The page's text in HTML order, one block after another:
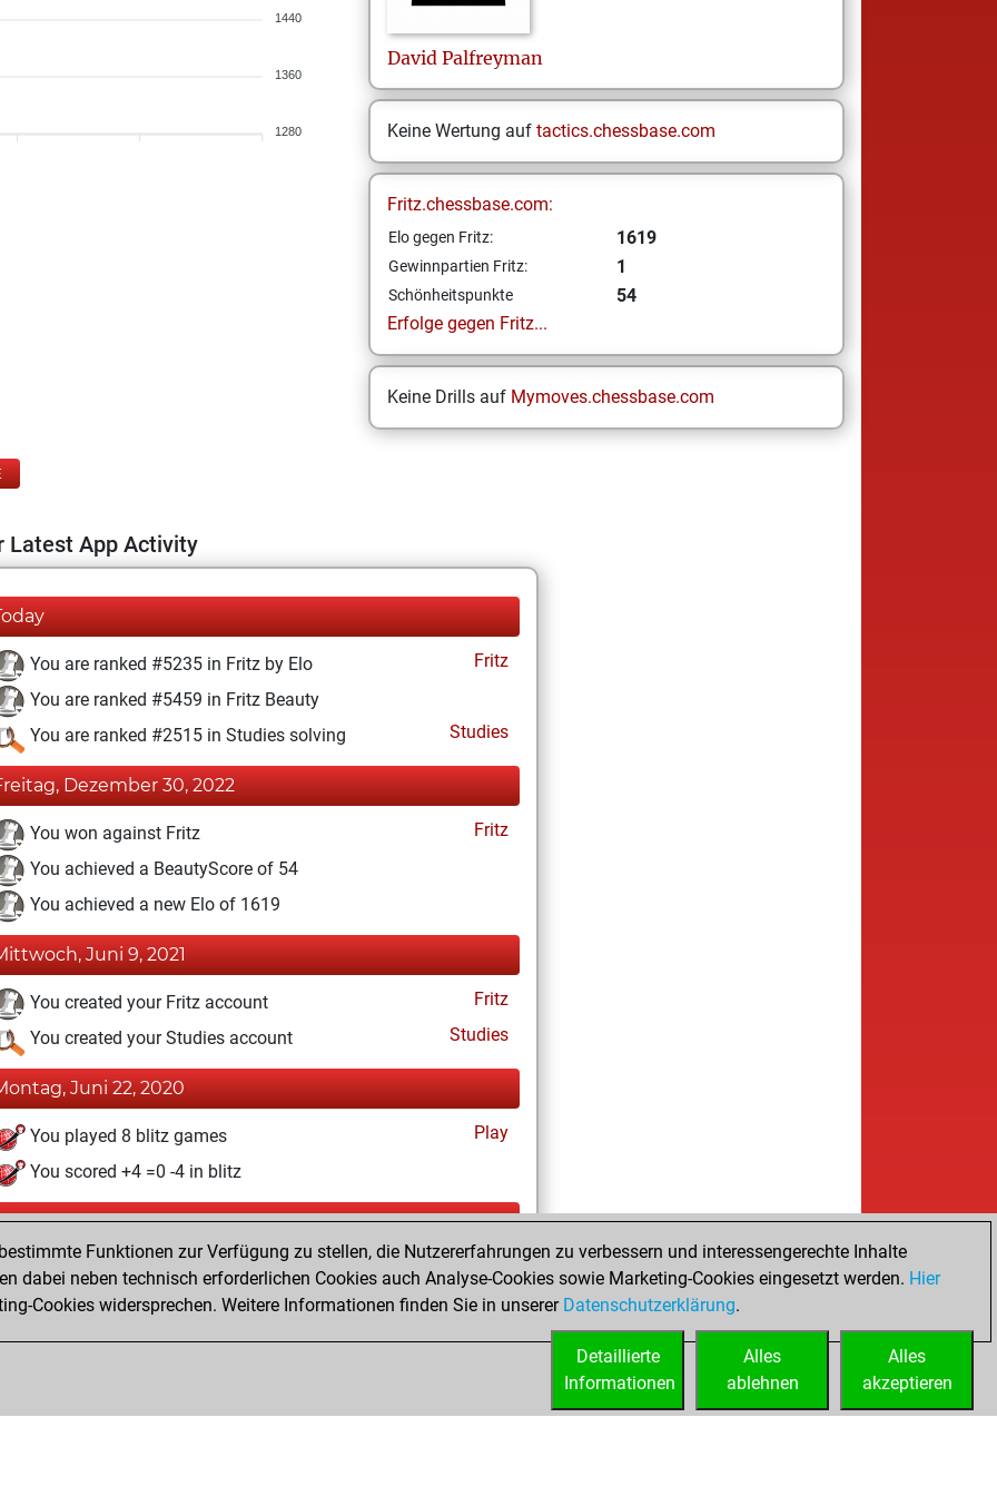
1440
1360
1280
David Palfreyman
Keine Wertung auf tactics.chessbase.com
Fritz.chessbase.com:
Elo gegen Fritz: 1619
Gewinnpartien Fritz: 1
Schönheitspunkte
54
Erfolge gegen Fritz...
Keine Drills auf Mymoves.chessbase.com
Latest App Activity
You are ranked #5235 in Fritz by Elo
Fritz
You are ranked #5459 in Fritz Beauty
You are ranked #2515 in Studies solving
Studies
Dezember 30, 2022
You won against Fritz
Fritz
You achieved a BeautyScore of 54
You achieved a new Elo of 1619
Juni 9, 2021
You created your Fritz account
Fritz
You created your Studies account
Studies
Juni 22, 2020
You played 8 blitz games
Play
You scored +4 =0 -4 in blitz
Januar 26, 2019
You played 2 slow games
Play
You scored +1 =1 -0 in slow games
Funktionen zur Verfügung zu stellen, die Nutzererfahrungen zu verbessern und interessengerechte Inhalte
dabei neben technisch erforderlichen Cookies auch Analyse-Cookies sowie Marketing-Cookies eingesetzt werden. Hier
Cookies widersprechen. Weitere Informationen finden Sie in unserer Datenschutzerklärung.
Alles
akzeptieren
Alles
ablehnen
Detaillierte
Informationen